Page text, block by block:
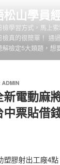
松山學員
檢學習方式，馬上
檢真的很簡單！ 通
檢定5大類題，想
ADMIN
電動麻
票貼借
塑膠射出工廠4點